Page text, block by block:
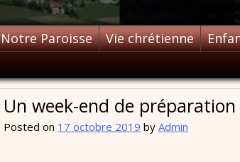
Notre Paroisse Vie chrétienne
Un week-end de
Posted on 17 octobre 2019 by Admin